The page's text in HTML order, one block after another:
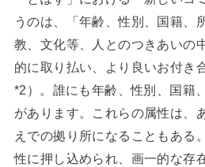
うのは、「年齢、性別、国籍、
教、文化等、人とのつきあいの
的に取り払い、より良いお付き
*2）。誰にも年齢、性別、国籍
があります。これらの属性は、
えでの拠り所になることもある
性に押し込められ、画一的な存